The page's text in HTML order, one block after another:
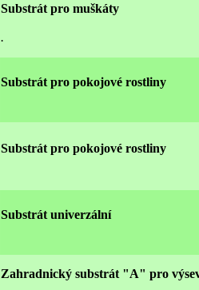
Substrát pro muškáty
.
Substrát pro pokojové rostliny
Substrát pro pokojové rostliny
Substrát univerzální
Zahradnický substrát "A" pro